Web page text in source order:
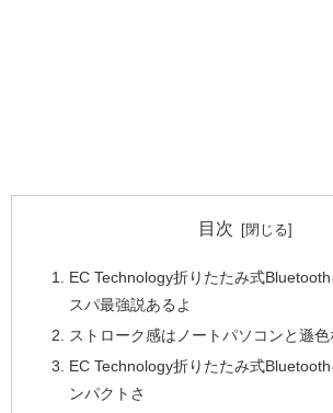
目次
EC Technology折りたたみ式
スパ最強説あるよ
ストローク感はノートパソコンと遜色
EC Technology折りたたみ式
ンパクトさ